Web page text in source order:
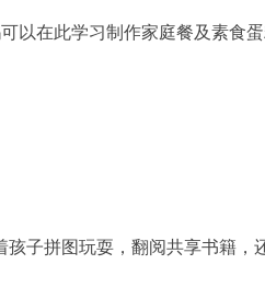
以在此学习制作家庭餐及素食
子拼图玩耍，翻阅共享书籍，